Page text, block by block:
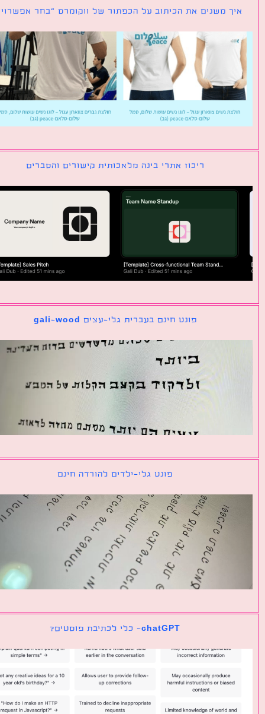
משנים את הכיתוב על הכפתור של ווקומרס ״בחר אפשרויות״
ריכוז אתרי בינה מלאכותית קישורים והסברים
פונט חינם בעברית גלי-עצים gali-wood
פונט גלי-ילדים להורדה חינם
chatGPT- כלי לכתיבת פוסטים?